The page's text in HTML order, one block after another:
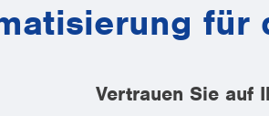
für
Vertrauen Sie auf